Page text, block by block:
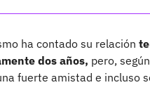
ha contado su relación
dos años, pero,
fuerte amistad e incluso